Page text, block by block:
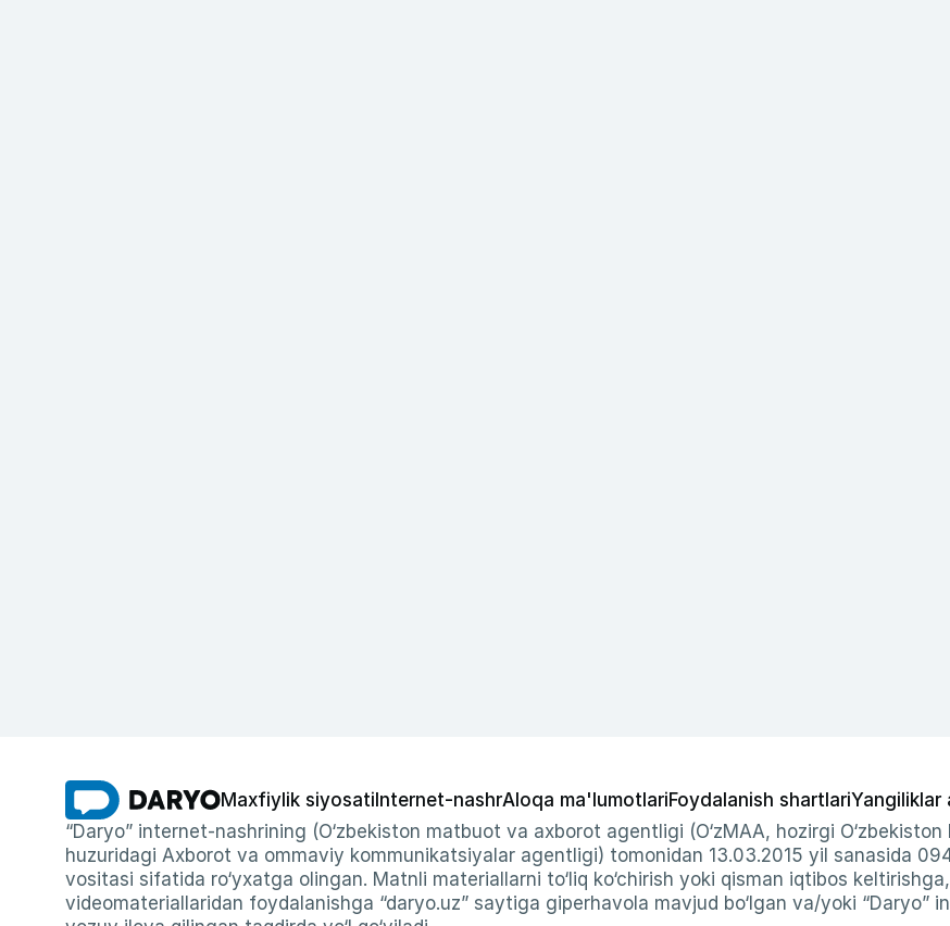
Maxfiylik siyosati Internet-nashrAloqa ma'lumotlariFoydalanish shartlariYangiliklar
“Daryo” internet-nashrining (O‘zbekiston matbuot va axborot agentligi (O‘zMAA, hozirgi
huzuridagi Axborot va ommaviy kommunikatsiyalar agentligi) tomonidan 13.03.2015 yil sanasida
vositasi sifatida ro‘yxatga olingan. Matnli materiallarni to‘liq ko‘chirish yoki qisman iqtibos
videomateriallaridan foydalanishga “daryo.uz” saytiga giperhavola mavjud bo‘lgan va/yoki “Daryo”